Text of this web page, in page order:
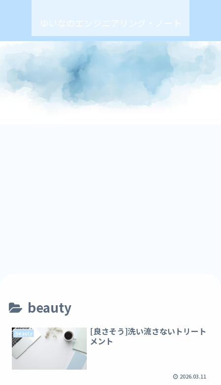
ゆいなのエンジニアリング・ノート
beauty
beauty
[良さそう]洗い流さないトリート
メント
2026.03.11